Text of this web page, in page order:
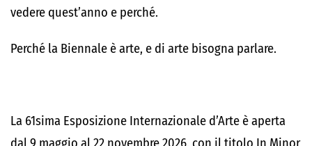
vedere quest’anno e perché.
Perché la Biennale è arte, e di arte bisogna parlare.
La 61sima Esposizione Internazionale d’Arte è aperta